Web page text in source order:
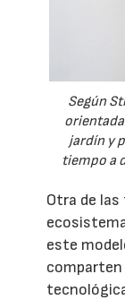
Según
jardín y
tiempo a
Otra de
este